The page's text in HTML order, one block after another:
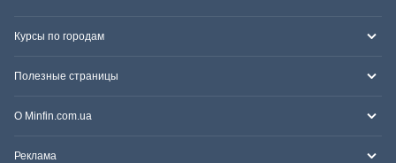
Курсы по городам
Полезные страницы
О Minfin.com.ua
Реклама